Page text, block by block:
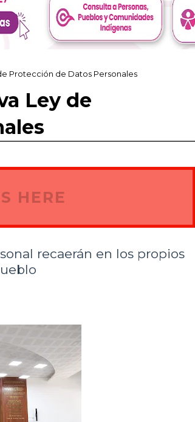
Protección de Datos Personales
Ley de
HERE
recaerán en los propios